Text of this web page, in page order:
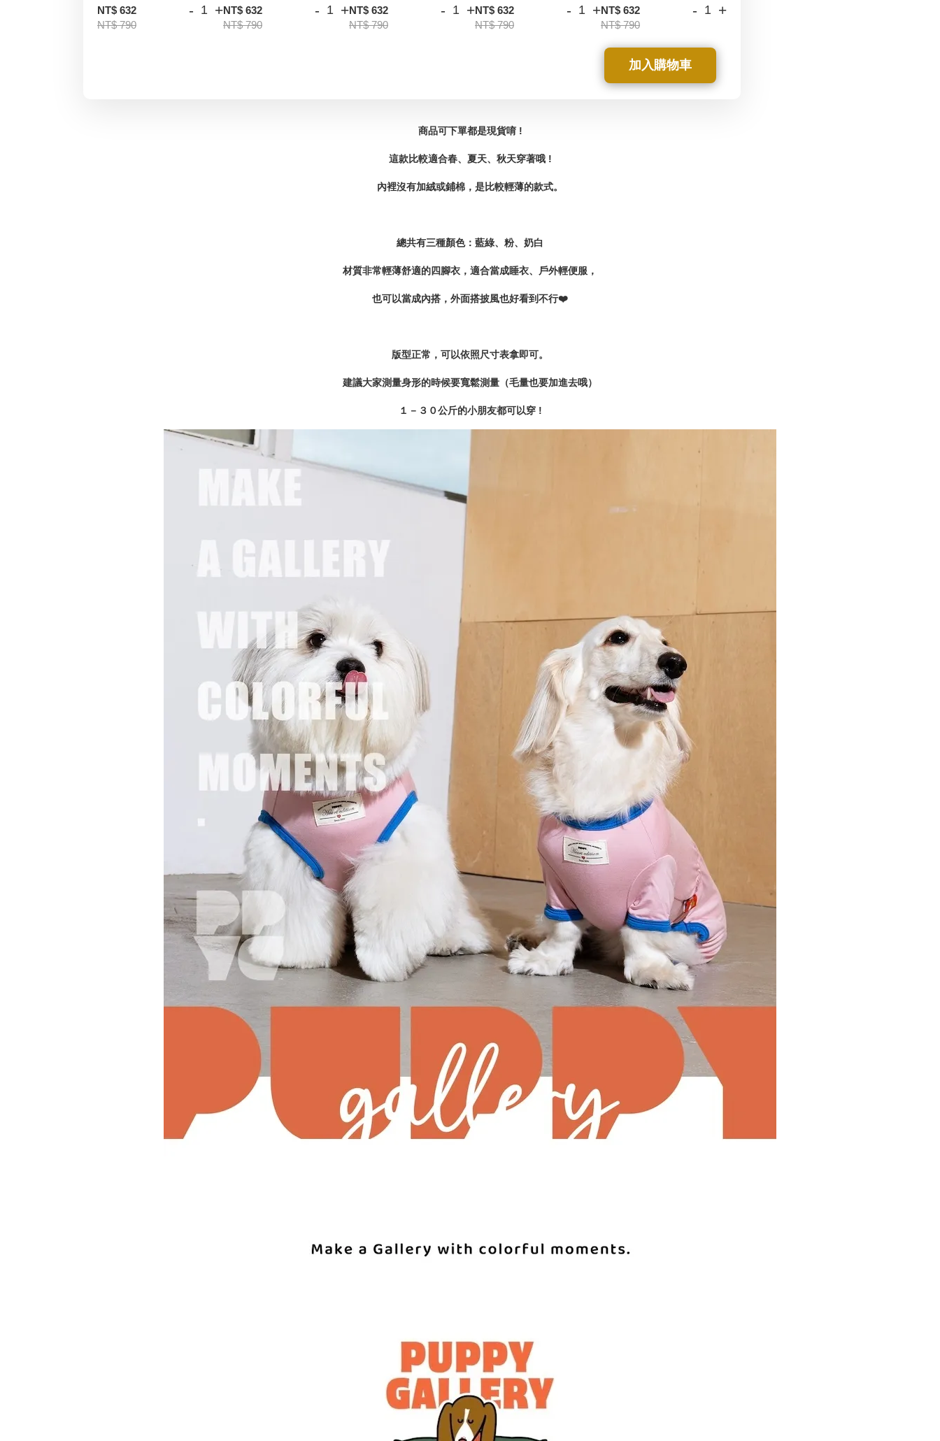
NT$ 632
NT$ 790
- +NT$ 632
NT$ 790
- +NT$ 632
NT$ 790
- +NT$ 632
NT$ 790
- +NT$ 632
NT$ 790
- +
加入購物車
商品可下單都是現貨唷 !
這款比較適合春、夏天、秋天穿著哦 !
內裡沒有加絨或鋪棉，是比較輕薄的款式。
總共有三種顏色：藍綠、粉、奶白
材質非常輕薄舒適的四腳衣，適合當成睡衣、戶外輕便服，
也可以當成內搭， 外面搭披風也好看到不行❤️
版型正常，可以依照尺寸表拿即可。
建議大家測量身形的時候要寬鬆測量（毛量也要加進去哦）
１－３０公斤的小朋友都可以穿 !